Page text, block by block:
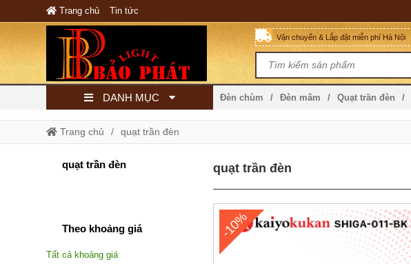
Trang chủ Tin tức
Vận chuyển & Lắp đặt miễn phí Hà Nội
DANH MỤC Đèn chùm Đèn mâm Quạt trần đèn
Trang chủ quạt trần đèn
quạt trần đèn
-10%
quạt trần đèn
Theo khoảng giá
Tất cả khoảng giá